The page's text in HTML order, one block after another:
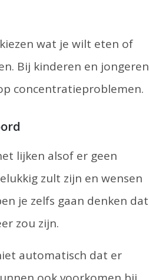
wat je wilt eten of
Bij kinderen en jongeren
concentratieproblemen.
lijken alsof er geen
zult zijn en wensen
je zelfs gaan denken dat
zou zijn.
automatisch dat er